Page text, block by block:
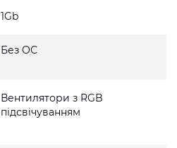
1Gb
Без ОС
Вентилятори з RGB
підсвічуванням